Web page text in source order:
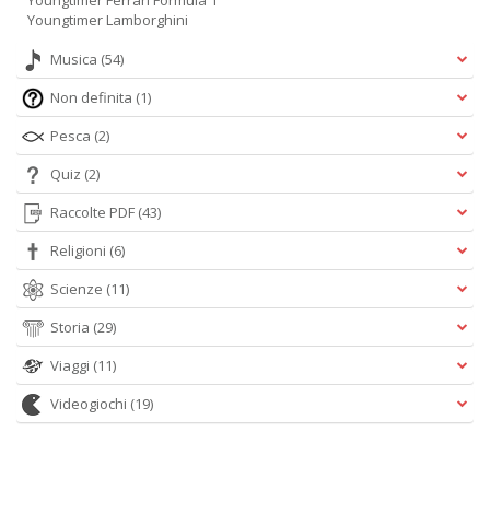
Youngtimer Lamborghini
Musica (54)
Non definita (1)
Pesca (2)
Quiz (2)
Raccolte PDF (43)
Religioni (6)
Scienze (11)
Storia (29)
Viaggi (11)
Videogiochi (19)